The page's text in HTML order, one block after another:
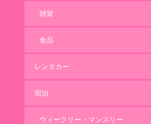
雑貨
食品
レンタカー
宿泊
ウィークリー・マンスリー